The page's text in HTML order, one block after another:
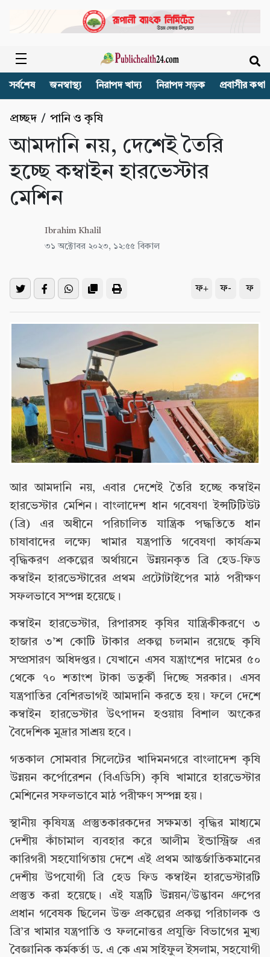
সর্বশেষ জনস্বাস্থ্য নিরাপদ খাদ্য নিরাপদ সড়ক প্রবাসীর কথা
প্রচ্ছদ / পানি ও কৃষি
আমদানি নয়, দেশেই তৈরি
হচ্ছে কম্বাইন হারভেস্টার
মেশিন
Ibrahim Khalil
৩১ অক্টোবর ২০২৩, ১২:৫৫ বিকাল
ফ+ ফ- ফ
আর আমদানি নয়, এবার দেশেই তৈরি হচ্ছে কম্বাইন
হারভেস্টার মেশিন। বাংলাদেশ ধান গবেষণা ইন্সটিটিউট
(ব্রি) এর অধীনে পরিচালিত যান্ত্রিক পদ্ধতিতে ধান
চাষাবাদের লক্ষ্যে খামার যন্ত্রপাতি গবেষণা কার্যক্রম
বৃদ্ধিকরণ প্রকল্পের অর্থায়নে উন্নয়নকৃত ব্রি হেড-ফিড
কম্বাইন হারভেস্টারের প্রথম প্রটোটাইপের মাঠ পরীক্ষণ
সফলভাবে সম্পন্ন হয়েছে।
কম্বাইন হারভেস্টার, রিপারসহ কৃষির যান্ত্রিকীকরণে ৩
হাজার ৩’শ কোটি টাকার প্রকল্প চলমান রয়েছে কৃষি
সম্প্রসারণ অধিদপ্তর। যেখানে এসব যন্ত্রাংশের দামের ৫০
থেকে ৭০ শতাংশ টাকা ভতুর্কী দিচ্ছে সরকার। এসব
যন্ত্রপাতির বেশিরভাগই আমদানি করতে হয়। ফলে দেশে
কম্বাইন হারভেস্টার উৎপাদন হওয়ায় বিশাল অংকের
বৈদেশিক মুদ্রার সাশ্রয় হবে।
গতকাল সোমবার সিলেটের খাদিমনগরে বাংলাদেশ কৃষি
উন্নয়ন কর্পোরেশন (বিএডিসি) কৃষি খামারে হারভেস্টার
মেশিনের সফলভাবে মাঠ পরীক্ষণ সম্পন্ন হয়।
স্থানীয় কৃষিযন্ত্র প্রস্তুতকারকদের সক্ষমতা বৃদ্ধির মাধ্যমে
দেশীয় কাঁচামাল ব্যবহার করে আলীম ইন্ডাস্ট্রিজ এর
কারিগরী সহযোগিতায় দেশে এই প্রথম আন্তর্জাতিকমানের
দেশীয় উপযোগী ব্রি হেড ফিড কম্বাইন হারভেস্টারটি
প্রস্তুত করা হয়েছে। এই যন্ত্রটি উন্নয়ন/উদ্ভাবন গ্রুপের
প্রধান গবেষক ছিলেন উক্ত প্রকল্পের প্রকল্প পরিচালক ও
ব্রি’র খামার যন্ত্রপাতি ও ফলনোত্তর প্রযুক্তি বিভাগের মুখ্য
বৈজ্ঞানিক কর্মকর্তা ড. এ কে এম সাইফুল ইসলাম, সহযোগী